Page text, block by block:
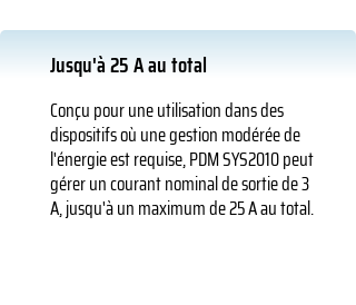
Jusqu'à 25 A au total
Conçu pour une utilisation dans des
dispositifs où une gestion modérée de
l'énergie est requise, PDM SYS2010 peut
gérer un courant nominal de sortie de 3
A, jusqu'à un maximum de 25 A au total.